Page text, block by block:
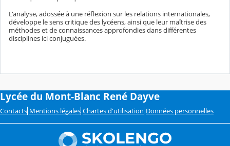
L'analyse, adossée à une réflexion sur les relations internationales,
développe le sens critique des lycéens, ainsi que leur maîtrise des
méthodes et de connaissances approfondies dans différentes
disciplines ici conjuguées.
Lycée du Mont-Blanc René Dayve
Contacts Mentions légales Chartes d'utilisation Données personnelles